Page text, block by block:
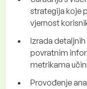
strategija koje
vjernost
Izrada
povratnim
metrikama
Provođenje